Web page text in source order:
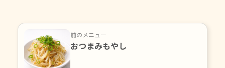
前のメニュー
おつまみもやし